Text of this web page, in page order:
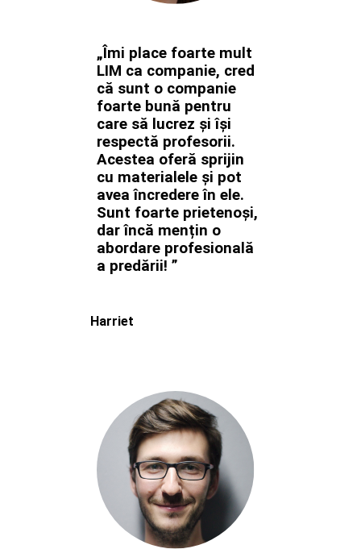
„Îmi place foarte mult
LIM ca companie, cred
că sunt o companie
foarte bună pentru
care să lucrez și își
respectă profesorii.
Acestea oferă sprijin
cu materialele și pot
avea încredere în ele.
Sunt foarte prietenoși,
dar încă mențin o
abordare profesională
a predării! ”
Harriet